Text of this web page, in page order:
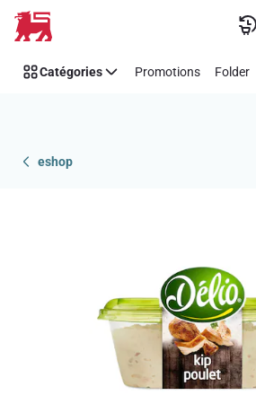
Passer
Catégories Promotions Folder
eshop